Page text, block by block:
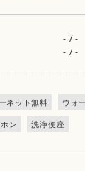
- / -
- / -
ネット無料 ウォ
ン 洗浄便座